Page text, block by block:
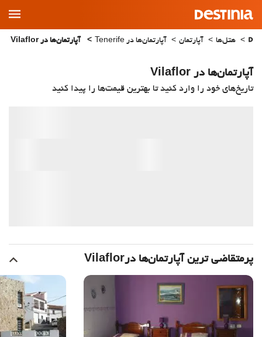
Main
Menu
هتل‌ها آپارتمان آپارتمان‌ها در Tenerife آپارتمان‌ها در Vilaflor
آپارتمان‌ها در Vilaflor
تاریخ‌های خود را وارد کنید تا بهترین قیمت‌ها را پیدا کنید
پرمتقاضی ترین آپارتمان‌‌ها درVilaflor